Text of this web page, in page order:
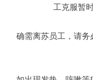
工克服暂
确需离苏员工，请